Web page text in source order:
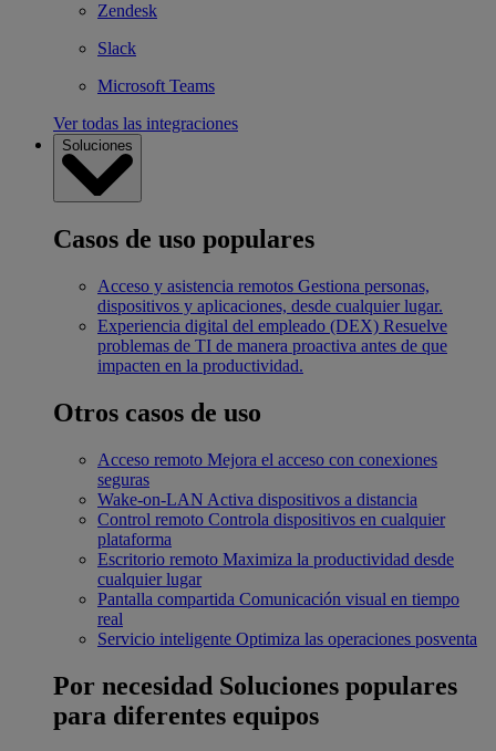
Zendesk
Slack
Microsoft Teams
Ver todas las integraciones
Soluciones
Casos de uso populares
Acceso y asistencia remotos Gestiona personas,
dispositivos y aplicaciones, desde cualquier lugar.
Experiencia digital del empleado (DEX) Resuelve
problemas de TI de manera proactiva antes de que
impacten en la productividad.
Otros casos de uso
Acceso remoto Mejora el acceso con conexiones
seguras
Wake-on-LAN Activa dispositivos a distancia
Control remoto Controla dispositivos en cualquier
plataforma
Escritorio remoto Maximiza la productividad desde
cualquier lugar
Pantalla compartida Comunicación visual en tiempo
real
Servicio inteligente Optimiza las operaciones posventa
Por necesidad Soluciones populares
para diferentes equipos